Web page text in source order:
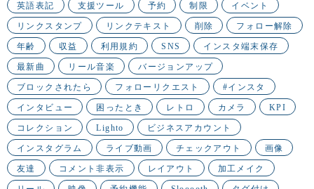
英語表記 支援ツール 予約 制限 イベント
リンクスタンプ リンクテキスト 削除 フォロー解除
年齢 収益 利用規約 SNS インスタ端末保存
最新曲 リール音楽 バージョンアップ
ブロックされたら フォローリクエスト #インスタ
インタビュー 困ったとき レトロ カメラ KPI
コレクション Lighto ビジネスアカウント
インスタグラム ライブ動画 チェックアウト 画像
友達 コメント非表示 レイアウト 加工メイク